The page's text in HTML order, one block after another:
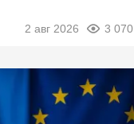
2 авг 2026 3 070